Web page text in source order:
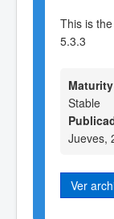
This is
5.3.3
Maturity
Stable
Jueves,
Ver